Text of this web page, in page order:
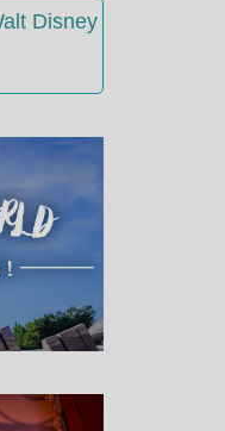
Disney